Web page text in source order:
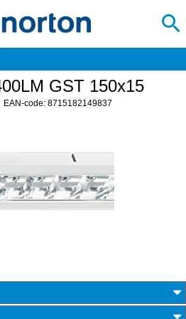
GST 150x15
EAN-code: 8715182149837